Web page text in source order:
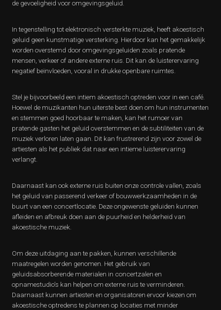
de gevoeligheid voor omgevingsgeluid.
In tegenstelling tot elektronisch versterkte muziek, heeft akoestisch
geluid geen kunstmatige versterking. Hierdoor kan het gemakkelijk
worden overstemd door omgevingsgeluiden zoals pratende
mensen, verkeer of andere externe ruis. Dit kan de luisterervaring
negatief beïnvloeden, vooral in drukke openbare ruimtes.
Stel je bijvoorbeeld een intiem akoestisch optreden voor in een café.
Hoewel de muzikanten hun uiterste best doen om hun instrumenten
en stemmen goed hoorbaar te maken, kan het rumoer van
pratende gasten het geluid overstemmen en de subtiliteiten van de
muziek verloren laten gaan. Dit kan frustrerend zijn voor zowel de
artiesten als het publiek dat naar een intieme luisterervaring
verlangt.
Daarnaast kan ook externe ruis buiten onze controle vallen, zoals
het geluid van passerend verkeer of bouwwerkzaamheden in de
buurt van een concertlocatie. Deze ongewenste geluiden kunnen
afleiden en afbreuk doen aan de puurheid en helderheid van
akoestische muziek.
Om deze uitdaging aan te pakken, kunnen verschillende
maatregelen worden genomen. Het gebruik van
geluidsabsorberende materialen in concertzalen en
opnamestudio’s kan helpen om externe ruis te verminderen.
Daarnaast kunnen artiesten en organisatoren ervoor kiezen om
akoestische optredens te plannen op locaties met minder